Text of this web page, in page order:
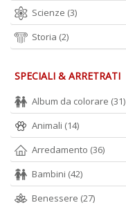
Scienze (3)
Storia (2)
SPECIALI & ARRETRATI
Album da colorare (31)
Animali (14)
Arredamento (36)
Bambini (42)
Benessere (27)